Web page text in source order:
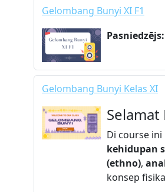
Gelombang Bunyi XI F1
Pasniedzējs:
Gelombang Bunyi Kelas XI
Di course
kehidupan
(ethno),
konsep